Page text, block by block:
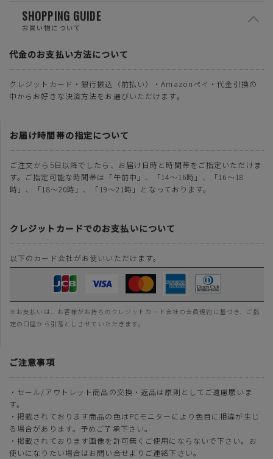
SHOPPING GUIDE
お買い物について
代金のお支払い方法について
クレジットカード・銀行振込（前払い）・Amazonペイ・代金引換の
中からお好きな決済方法をお選びいただけます。
お届け時間帯の指定について
ご注文から5日以降でしたら、お届け日時と時間帯をご指定いただけま
す。ご指定可能な時間帯は「午前中」、「14～16時」、「16～18
時」、「18～20時」、「19～21時」となっております。
クレジットカードでのお支払いについて
以下のカード会社がお使いいただけます。
※お支払いは、お客様がお持ちのクレジットカード会社の会員規約に基づき、ご指
定の口座から引落としさせていただきます。
ご注意事項
・セール/アウトレット商品の交換・返品は原則としてご遠慮願いま
す。
・掲載されております商品の色はPCモニターにより色目に相違が生じ
る場合があります。予めご了承下さい。
・掲載されております画像を許可無くご使用にならないで下さい。お
使いになりたい場合はお問い合せよりご連絡下さい。